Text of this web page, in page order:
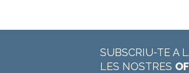
SUBSCRIU-TE A
LES NOSTRES